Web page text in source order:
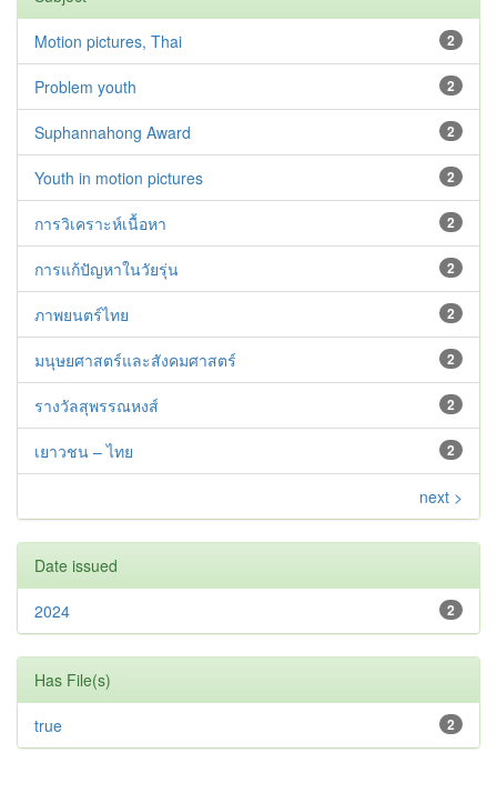
2
Motion pictures, Thai
2
Problem youth
2
Suphannahong Award
2
Youth in motion pictures
2
การวิเคราะห์เนื้อหา
2
การแก้ปัญหาในวัยรุ่น
2
ภาพยนตร์ไทย
2
มนุษยศาสตร์และสังคมศาสตร์
2
รางวัลสุพรรณหงส์
2
เยาวชน – ไทย
next >
Date issued
2
2024
Has File(s)
2
true